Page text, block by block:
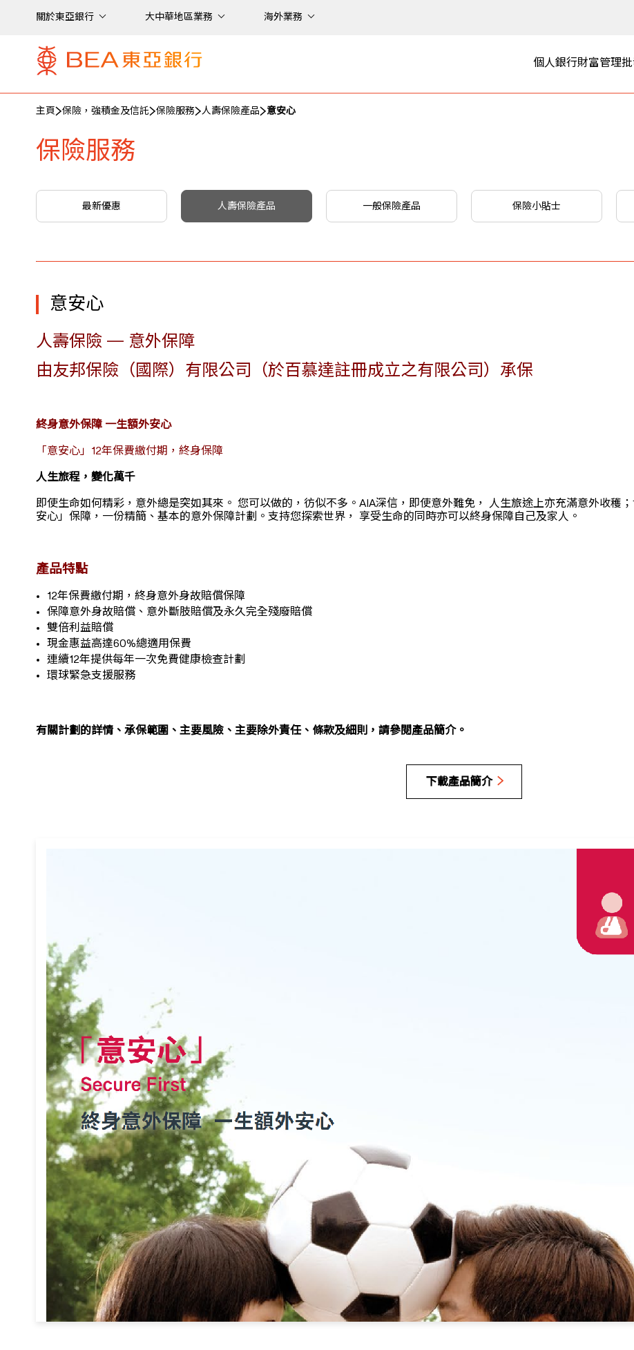
關於東亞銀行 大中華地區業務 海外業務
個人銀行財富管理
主頁 保險，強積金及信託 保險服務 人壽保險產品 意安心
保險服務
最新優惠 人壽保險產品 一般保險產品 保險小貼士
意安心
人壽保險 — 意外保障
由友邦保險（國際）有限公司（於百慕達註冊成立之有限公司）承保
終身意外保障 一生額外安心
「意安心」12年保費繳付期，終身保障
人生旅程，變化萬千
即使生命如何精彩，意外總是突如其來。 您可以做的，彷似不多。AIA深信，即使意外難免， 人生旅途上亦充滿意外收穫
安心」保障，一份精簡、基本的意外保障計劃。支持您探索世界， 享受生命的同時亦可以終身保障自己及家人。
產品特點
12年保費繳付期，終身意外身故賠償保障
保障意外身故賠償、意外斷肢賠償及永久完全殘廢賠償
雙倍利益賠償
現金惠益高達60%總適用保費
連續12年提供每年一次免費健康檢查計劃
環球緊急支援服務
有關計劃的詳情、承保範圍、主要風險、主要除外責任、條款及細則，請參閱產品簡介。
下載產品簡介